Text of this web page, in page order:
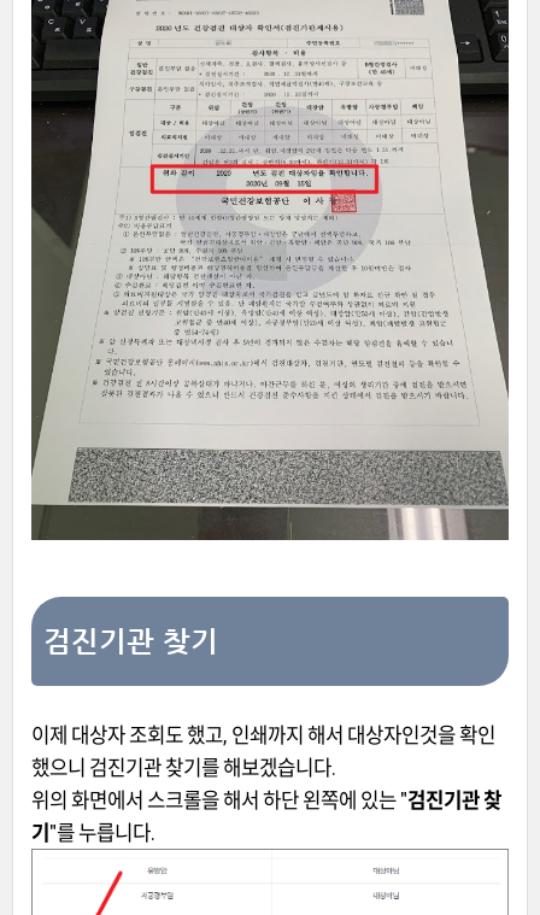
검진기관 찾기
이제 대상자 조회도 했고, 인쇄까지 해서 대상자인것을 확인
했으니 검진기관 찾기를 해보겠습니다.
위의 화면에서 스크롤을 해서 하단 왼쪽에 있는 "검진기관 찾
기 "를 누릅니다.